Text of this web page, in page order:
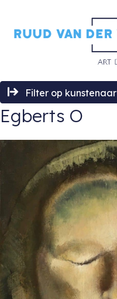
Filter op kunstenaar
Egberts O